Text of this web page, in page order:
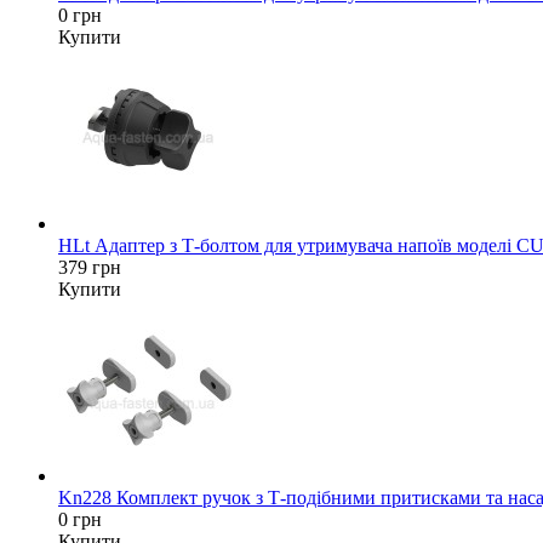
0 грн
Купити
HLt Адаптер з Т-болтом для утримувача напоїв моделі
379 грн
Купити
Kn228 Комплект ручок з Т-подібними притисками та
0 грн